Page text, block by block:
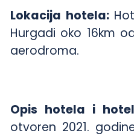
Lokacija hotela:
Hurgadi oko 16km
aerodroma.
Opis hotela i
otvoren 2021.